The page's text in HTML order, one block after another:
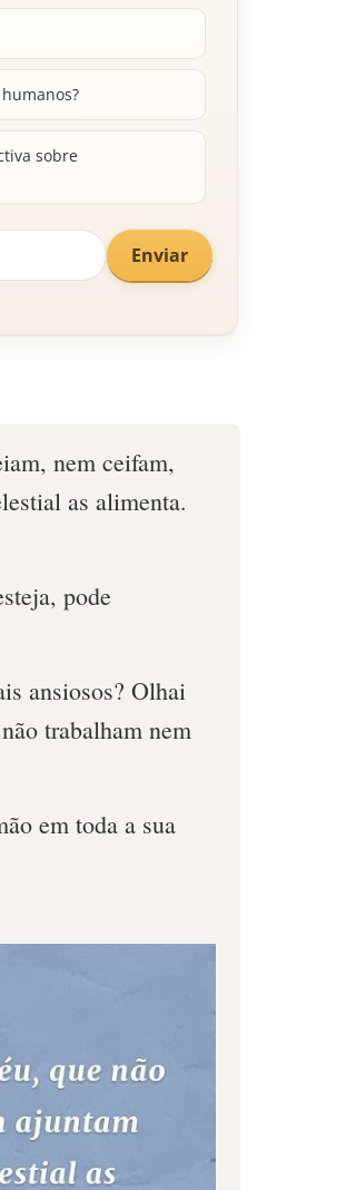
sobre
Enviar
nem ceifam,
as alimenta.
pode
ansiosos? Olhai
trabalham nem
em toda a sua